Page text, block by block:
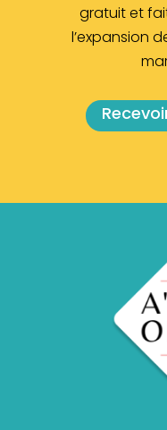
gratuit et
l’expansion